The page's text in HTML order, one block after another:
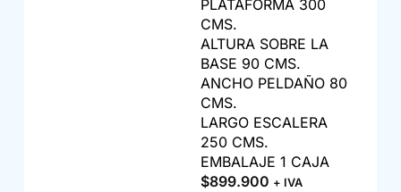
PLATAFORMA 300
CMS.
ALTURA SOBRE LA
BASE 90 CMS.
ANCHO PELDAÑO 80
CMS.
LARGO ESCALERA
250 CMS.
EMBALAJE 1 CAJA
$899.900 + IVA